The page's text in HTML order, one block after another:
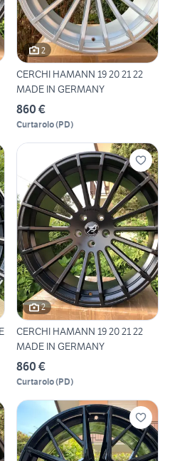
2
CERCHI HAMANN 19 20 21 22
MADE IN GERMANY
860 €
Curtarolo(PD)
2
CERCHI HAMANN 19 20 21 22
MADE IN GERMANY
860 €
Curtarolo(PD)